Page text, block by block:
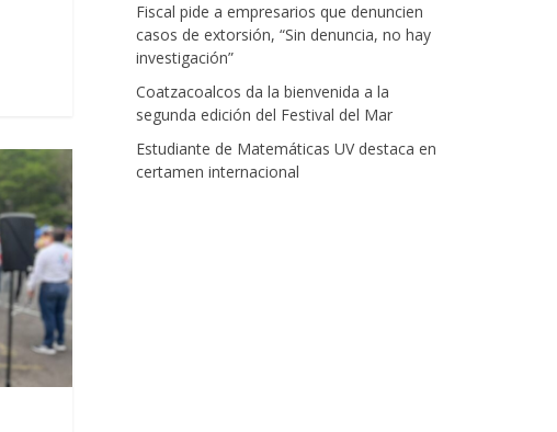
Fiscal pide a empresarios que denuncien
casos de extorsión, “Sin denuncia, no hay
investigación”
Coatzacoalcos da la bienvenida a la
segunda edición del Festival del Mar
Estudiante de Matemáticas UV destaca en
certamen internacional